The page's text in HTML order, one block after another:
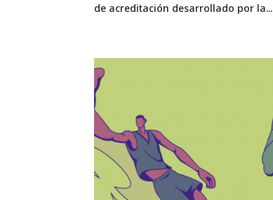
de acreditación desarrollado por la...